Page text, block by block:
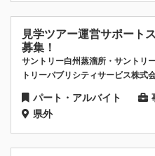
見学ツアー運営サポート
募集！
サントリー白州蒸溜所・サントリ
トリーパブリシティサービス株式会
パート・アルバイト
県外